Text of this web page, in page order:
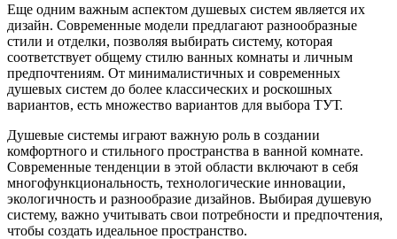
Еще одним важным аспектом душевых систем является их
дизайн. Современные модели предлагают разнообразные
стили и отделки, позволяя выбирать систему, которая
соответствует общему стилю ванных комнаты и личным
предпочтениям. От минималистичных и современных
душевых систем до более классических и роскошных
вариантов, есть множество вариантов для выбора ТУТ.
Душевые системы играют важную роль в создании
комфортного и стильного пространства в ванной комнате.
Современные тенденции в этой области включают в себя
многофункциональность, технологические инновации,
экологичность и разнообразие дизайнов. Выбирая душевую
систему, важно учитывать свои потребности и предпочтения,
чтобы создать идеальное пространство.